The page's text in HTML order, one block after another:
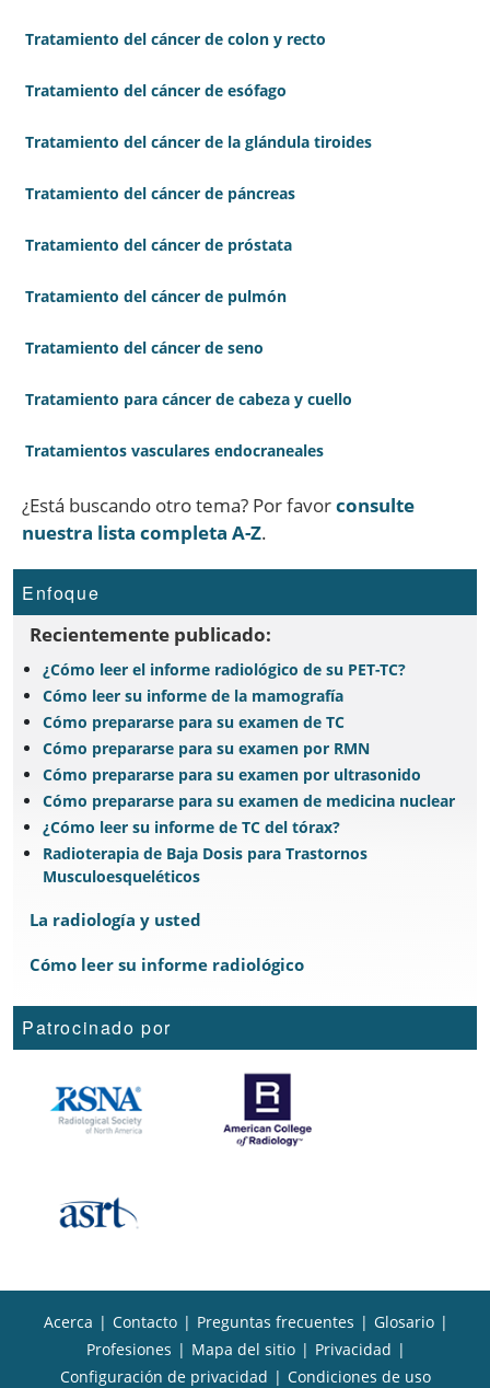
Tratamiento del cáncer de colon y recto
Tratamiento del cáncer de esófago
Tratamiento del cáncer de la glándula tiroides
Tratamiento del cáncer de páncreas
Tratamiento del cáncer de próstata
Tratamiento del cáncer de pulmón
Tratamiento del cáncer de seno
Tratamiento para cáncer de cabeza y cuello
Tratamientos vasculares endocraneales
¿Está buscando otro tema? Por favorconsulte
nuestra lista completa A-Z.
Enfoque
Recientemente publicado:
¿Cómo leer el informe radiológico de su PET-TC?
Cómo leer su informe de la mamografía
Cómo prepararse para su examen de TC
Cómo prepararse para su examen por RMN
Cómo prepararse para su examen por ultrasonido
Cómo prepararse para su examen de medicina nuclear
¿Cómo leer su informe de TC del tórax?
Radioterapia de Baja Dosis para Trastornos
Musculoesqueléticos
La radiología y usted
Cómo leer su informe radiológico
Patrocinado por
Acerca | Contacto | Preguntas frecuentes | Glosario |
Profesiones | Mapa del sitio | Privacidad |
Configuración de privacidad | Condiciones de uso